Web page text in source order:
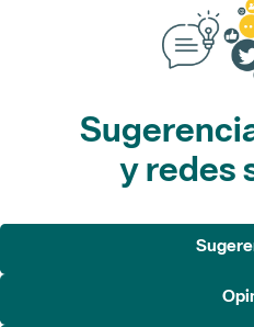
y redes